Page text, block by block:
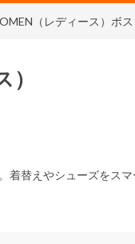
（レディース）ボ
替えやシューズをス